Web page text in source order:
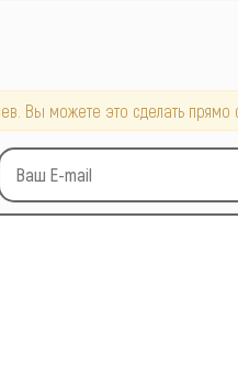
Вы можете это сделать прямо